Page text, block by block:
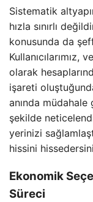
Sistematik
hızla sınırlı
konusunda da
Kullanıcılarımız,
olarak
işareti
anında
şekilde
yerinizi
hissini
Ekonomik
Süreci